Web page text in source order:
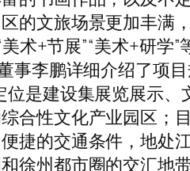
的文旅场景更加丰满
美术+节展”“美术+研
事李鹏详细介绍了项
位是建设集展览展示
合性文化产业园区；
捷的交通条件，地处
徐州都市圈的交汇地